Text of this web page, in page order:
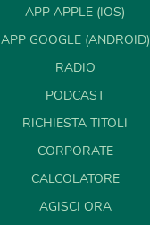
APP APPLE (IOS)
APP GOOGLE (ANDROID)
RADIO
PODCAST
RICHIESTA TITOLI
CORPORATE
CALCOLATORE
AGISCI ORA